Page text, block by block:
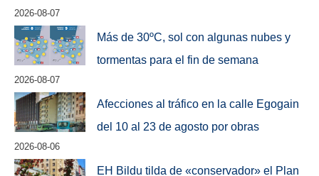
2026-08-07
Más de 30ºC, sol con algunas nubes y
tormentas para el fin de semana
2026-08-07
Afecciones al tráfico en la calle Egogain
del 10 al 23 de agosto por obras
2026-08-06
EH Bildu tilda de «conservador» el Plan